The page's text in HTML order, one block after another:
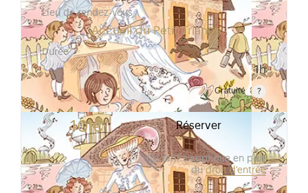
Lieu de rendez-vous
Accueil du Petit Trianon
Durée
1h
Gratuité
Gratuit pour les enfants de moins de 10 ans. Tarif
10 € Réserver
Ce tarif s'applique en plus
dudroit d'entrée